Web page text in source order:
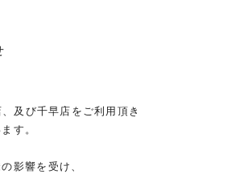
及び千早店をご利用頂き
す。
影響を受け、